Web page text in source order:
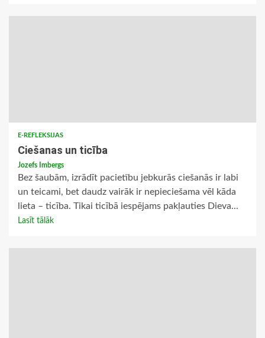
E-REFLEKSIJAS
Ciešanas un ticība
Jozefs Imbergs
Bez šaubām, izrādīt pacietību jebkurās ciešanās ir labi
un teicami, bet daudz vairāk ir nepieciešama vēl kāda
lieta – ticība. Tikai ticībā iespējams pakļauties Dieva...
Lasīt tālāk